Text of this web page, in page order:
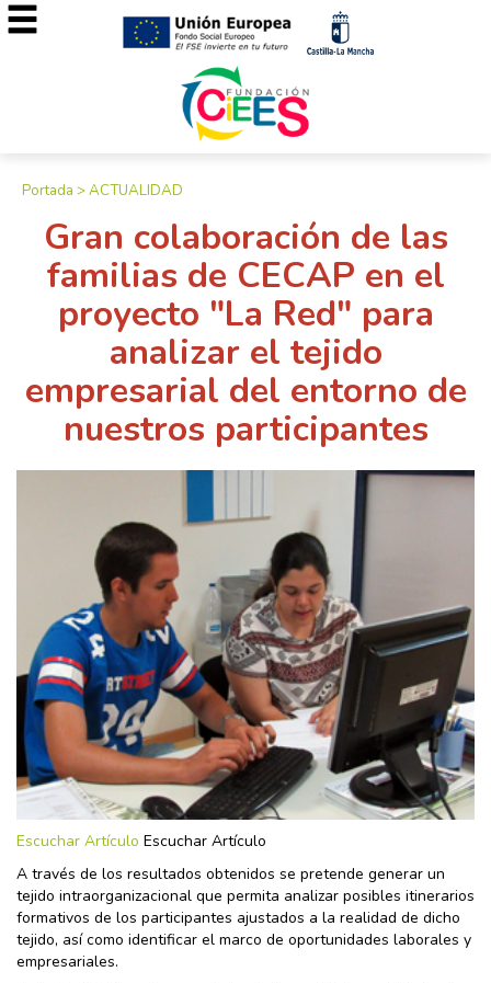
Portada >ACTUALIDAD
Gran colaboración de las
familias de CECAP en el
proyecto "La Red" para
analizar el tejido
empresarial del entorno de
nuestros participantes
Escuchar Artículo Escuchar Artículo
A través de los resultados obtenidos se pretende generar un
tejido intraorganizacional que permita analizar posibles itinerarios
formativos de los participantes ajustados a la realidad de dicho
tejido, así como identificar el marco de oportunidades laborales y
empresariales.